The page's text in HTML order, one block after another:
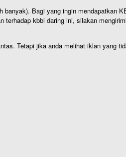
Bagi yang ingin mendapatkan
terhadap kbbi daring ini, silakan
Tetapi jika anda melihat iklan yang